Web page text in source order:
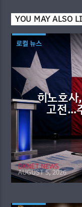
YOU MAY ALSO
로컬 뉴스
히노호
고전…
DKNET NEWS
AUGUST 5, 2026